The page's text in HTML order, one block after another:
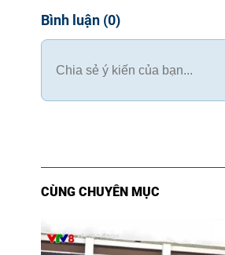
Bình luận (0)
CÙNG CHUYÊN MỤC